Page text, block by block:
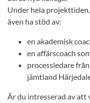
Under hela
även ha stöd av:
en akademisk
en affärscoach
processledare
jämtland
Är du intresserad av att